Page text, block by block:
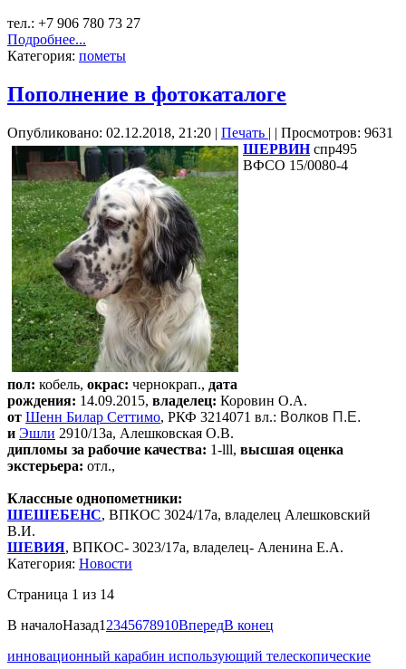
тел.: +7 906 780 73 27
Подробнее...
Категория: пометы
Пополнение в фотокаталоге
Опубликовано: 02.12.2018, 21:20 | Печать | | Просмотров: 9631
ШЕРВИНспр495
ВФСО 15/0080-4
пол: кобель, окрас: чернокрап., дата
рождения: 14.09.2015, владелец: Коровин О.А.
от Шенн Билар Сеттимо, РКФ 3214071 вл.: Волков П.Е.
и Эшли 2910/13а, Алешковская О.В.
дипломы за рабочие качества: 1-lll, высшая оценка
экстерьера: отл.,
Классные однопометники:
ШЕШЕБЕНС, ВПКОС 3024/17а, владелец Алешковский
В.И.
ШЕВИЯ, ВПКОС- 3023/17а, владелец- Аленина Е.А.
Категория: Новости
Страница 1 из 14
В началоНазад1 2345678910ВпередВ конец
инновационный карабин использующий телескопические